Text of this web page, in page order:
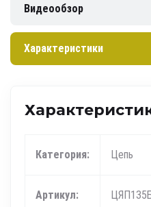
Видеообзор
Характеристики
Категория: Цепь
Артикул: